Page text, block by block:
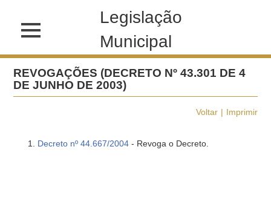
Legislação
Municipal
REVOGAÇÕES (DECRETO Nº 43.301 DE 4
DE JUNHO DE 2003)
Voltar Imprimir
Decreto nº 44.667/2004 - Revoga o Decreto.